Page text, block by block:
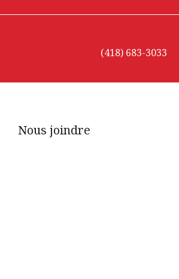
(418) 683-3033
Nous joindre